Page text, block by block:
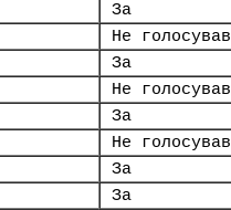
За
Не голосував
За
Не голосував
За
Не голосував
За
За